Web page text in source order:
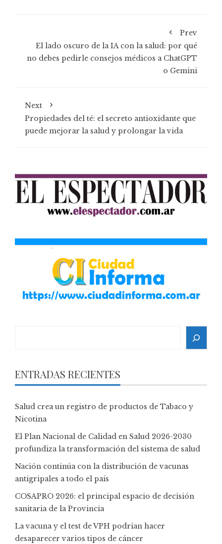
Prev
El lado oscuro de la IA con la salud: por qué
no debes pedirle consejos médicos a ChatGPT
o Gemini
Next
Propiedades del té: el secreto antioxidante que
puede mejorar la salud y prolongar la vida
ENTRADAS RECIENTES
Salud crea un registro de productos de Tabaco y
Nicotina
El Plan Nacional de Calidad en Salud 2026-2030
profundiza la transformación del sistema de salud
Nación continúa con la distribución de vacunas
antigripales a todo el país
COSAPRO 2026: el principal espacio de decisión
sanitaria de la Provincia
La vacuna y el test de VPH podrían hacer
desaparecer varios tipos de cáncer